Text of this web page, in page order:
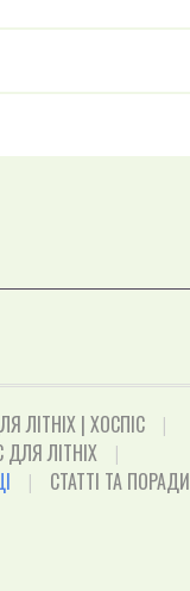
ЛІТНІХ | ХОСПІС
ДЛЯ ЛІТНІХ
СТАТТІ ТА ПОРАДИ